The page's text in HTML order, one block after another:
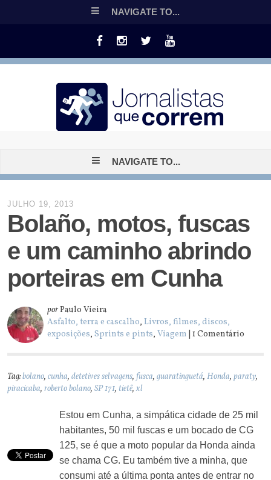
NAVIGATE TO...
NAVIGATE TO...
JULHO 19, 2013
Bolaño, motos, fuscas
e um caminho abrindo
porteiras em Cunha
porPaulo Vieira
Asfalto, terra e cascalho,Livros, filmes, discos,
exposições,Sprints e pints,Viagem | 1 Comentário
Tag:bolano,cunha,detetives selvagens,fusca,guaratinguetá,Honda,paraty,
piracicaba,roberto bolano,SP 171,tietê,xl
Estou em Cunha, a simpática cidade de 25 mil
habitantes, 50 mil fuscas e um bocado de CG
125, se é que a moto popular da Honda ainda
se chama CG. Eu também tive a minha, que
consumi até a última ponta antes de entrar no